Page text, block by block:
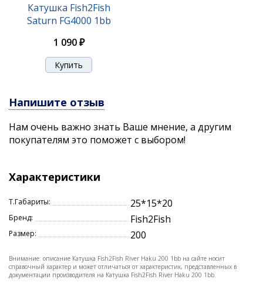
Катушка Fish2Fish
Saturn FG4000 1bb
1 090 ₽
Напишите отзыв
Нам очень важно знать Ваше мнение, а другим
покупателям это поможет с выбором!
Характеристики
Т.Габариты: 25*15*20
Бренд: Fish2Fish
Размер: 200
Внимание: описание Катушка Fish2Fish River Haku 200 1bb на сайте носит
справочный характер и может отличаться от характеристик, представленных в
документации производителя на Катушка Fish2Fish River Haku 200 1bb.